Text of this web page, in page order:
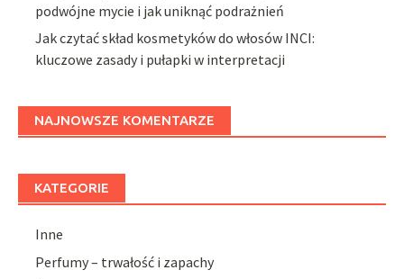
podwójne mycie i jak uniknąć podrażnień
Jak czytać skład kosmetyków do włosów INCI:
kluczowe zasady i pułapki w interpretacji
NAJNOWSZE KOMENTARZE
KATEGORIE
Inne
Perfumy – trwałość i zapachy